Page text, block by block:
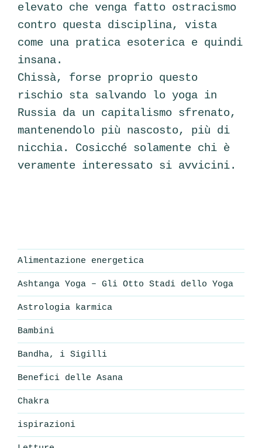
elevato che venga fatto ostracismo
contro questa disciplina, vista
come una pratica esoterica e quindi
insana.
Chissà, forse proprio questo
rischio sta salvando lo yoga in
Russia da un capitalismo sfrenato,
mantenendolo più nascosto, più di
nicchia. Cosicché solamente chi è
veramente interessato si avvicini.
Alimentazione energetica
Ashtanga Yoga – Gli Otto Stadi dello Yoga
Astrologia karmica
Bambini
Bandha, i Sigilli
Benefici delle Asana
Chakra
ispirazioni